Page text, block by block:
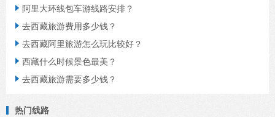
 阿里大环线包车游线路安排？
 去西藏旅游费用多少钱？
 去西藏阿里旅游怎么玩比较好？
 西藏什么时候景色最美？
 去西藏旅游需要多少钱？
热门线路